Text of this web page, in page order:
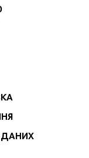
ДАНИХ